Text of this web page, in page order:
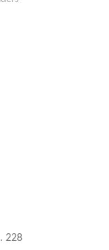
228